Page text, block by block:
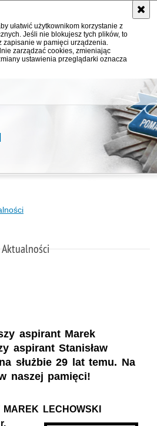
ułatwić użytkownikom korzystanie z
Jeśli nie blokujesz tych plików, to
zapisanie w pamięci urządzenia.
zarządzać cookies, zmieniając
ustawienia przeglądarki oznacza
Aktualności
aspirant Marek
aspirant Stanisław
służbie 29 lat temu. Na
naszej pamięci!
LECHOWSKI